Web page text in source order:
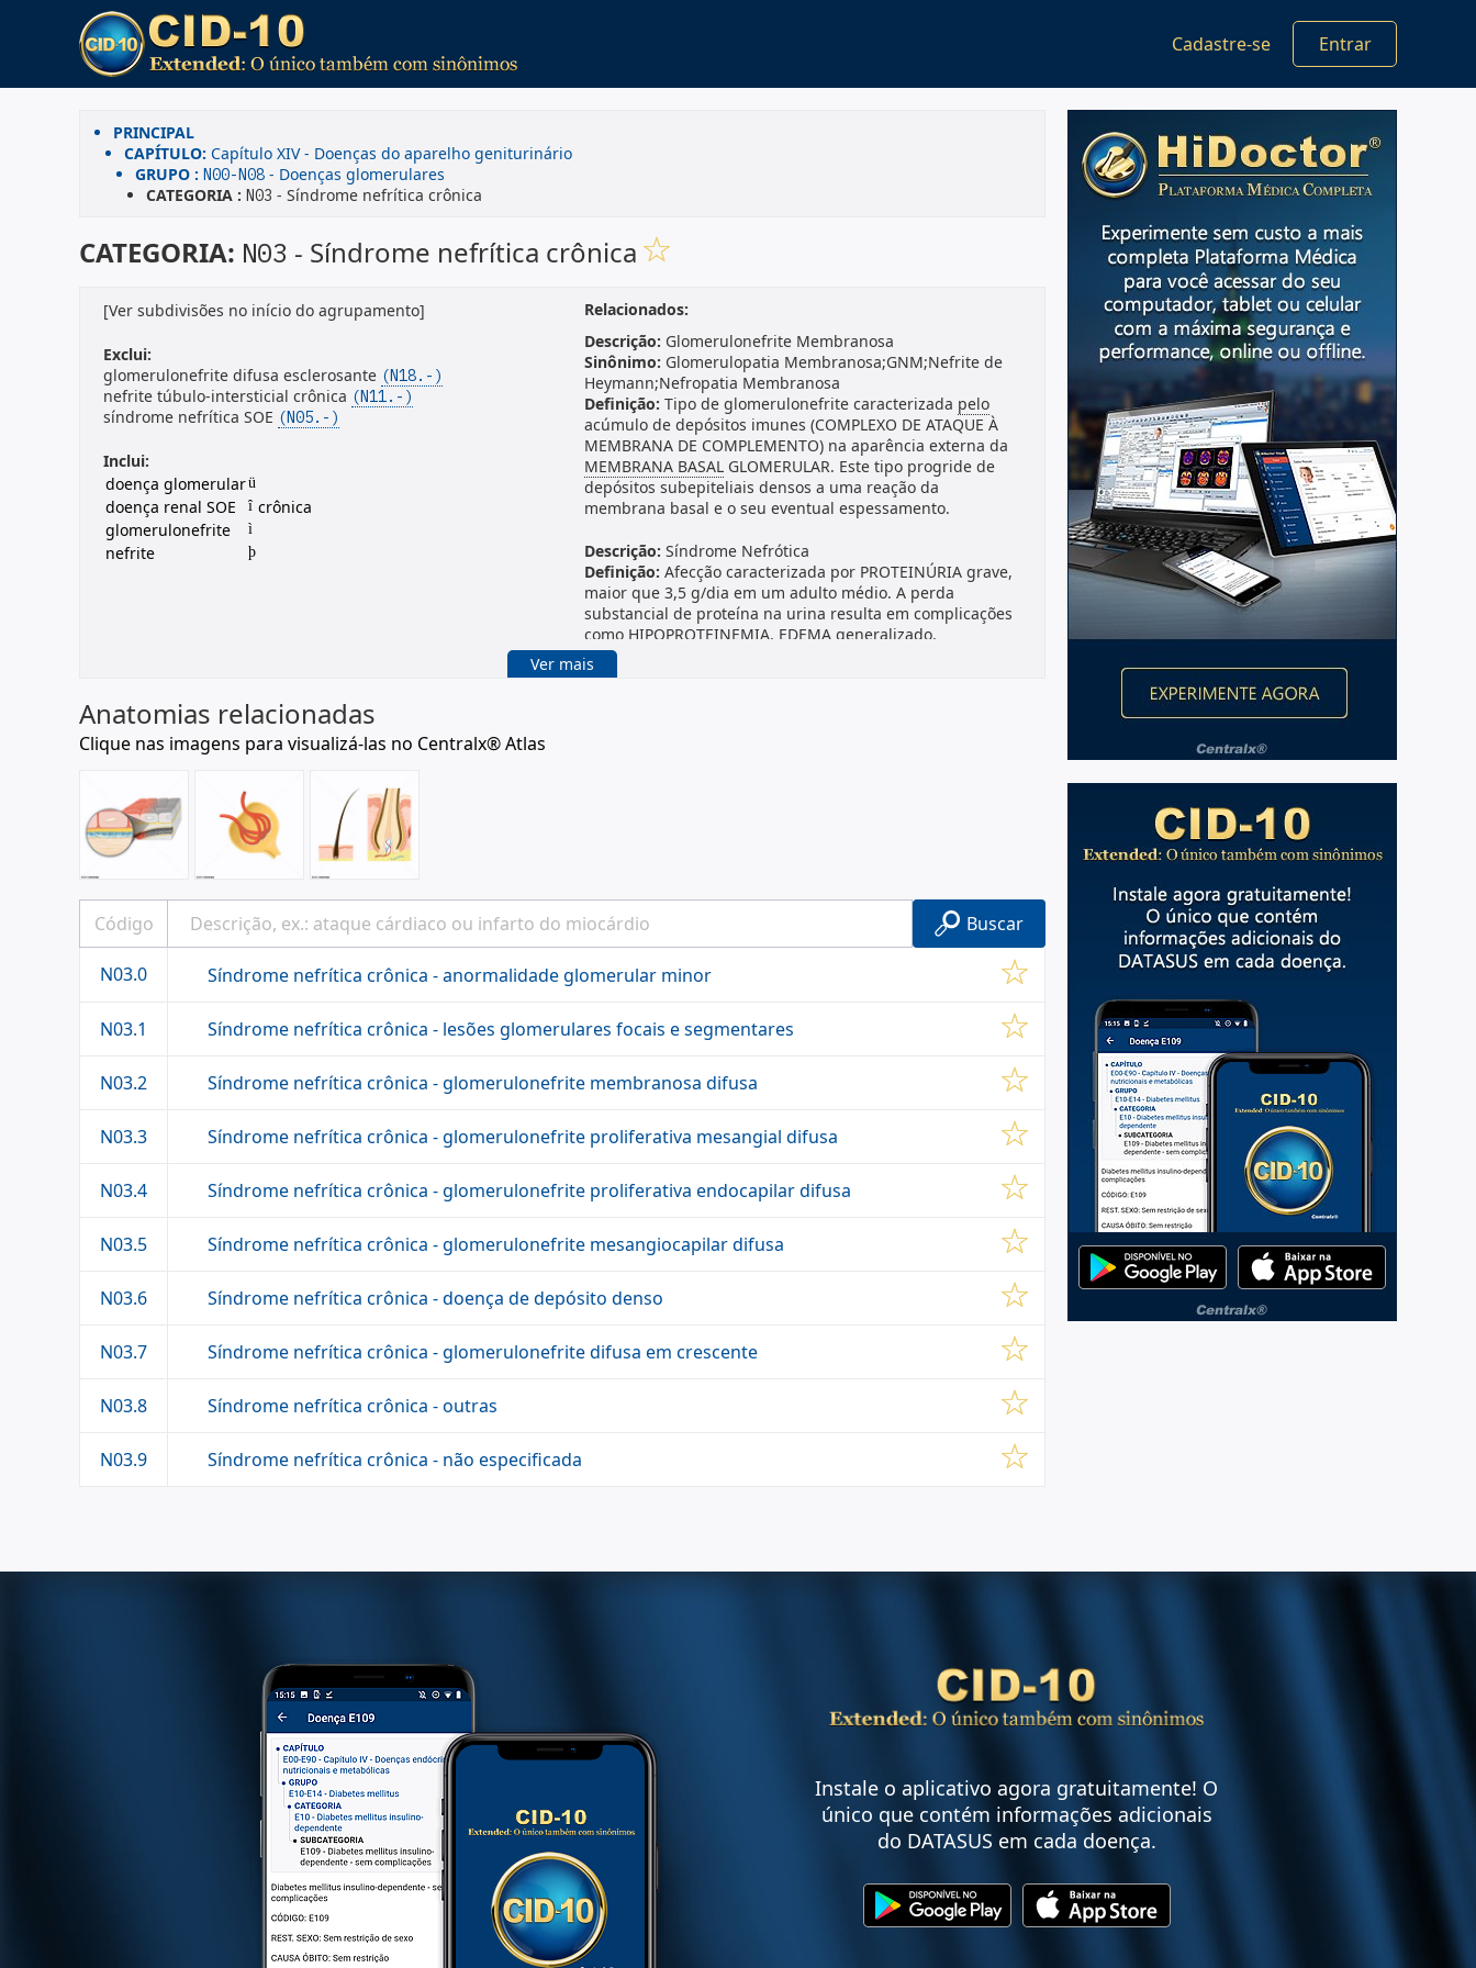
Cadastre-se Entrar
PRINCIPAL
CAPÍTULO: Capítulo XIV - Doenças do aparelho geniturinário
GRUPO : N00-N08 - Doenças glomerulares
CATEGORIA : N03 - Síndrome nefrítica crônica
CATEGORIA: N03 - Síndrome nefrítica crônica
[Ver subdivisões no início do agrupamento]
Exclui:
glomerulonefrite difusa esclerosante (N18.-)
nefrite túbulo-intersticial crônica (N11.-)
síndrome nefrítica SOE (N05.-)
Inclui:
doença glomerularü
doença renal SOE î crônica
glomerulonefrite
ì
nefrite þ
Relacionados:
Descrição: Glomerulonefrite Membranosa
Sinônimo: Glomerulopatia Membranosa;GNM;Nefrite de
Heymann;Nefropatia Membranosa
Definição: Tipo de glomerulonefrite caracterizada pelo
acúmulo de depósitos imunes (COMPLEXO DE ATAQUE À
MEMBRANA DE COMPLEMENTO) na aparência externa da
MEMBRANA BASAL GLOMERULAR. Este tipo progride de
depósitos subepiteliais densos a uma reação da
membrana basal e o seu eventual espessamento.
Descrição: Síndrome Nefrótica
Definição: Afecção caracterizada por PROTEINÚRIA grave,
maior que 3,5 g/dia em um adulto médio. A perda
substancial de proteína na urina resulta em complicações
como HIPOPROTEINEMIA, EDEMA generalizado,
HIPERTENSÃO e HIPERLIPIDEMIAS. As doenças associadas
com a síndrome nefrótica geralmente causam disfunção
Ver mais
Anatomias relacionadas
Clique nas imagens para visualizá-las no Centralx® Atlas
Buscar
N03.0 Síndrome nefrítica crônica - anormalidade glomerular minor
N03.1 Síndrome nefrítica crônica - lesões glomerulares focais e segmentares
N03.2 Síndrome nefrítica crônica - glomerulonefrite membranosa difusa
N03.3 Síndrome nefrítica crônica - glomerulonefrite proliferativa mesangial difusa
N03.4 Síndrome nefrítica crônica - glomerulonefrite proliferativa endocapilar difusa
N03.5 Síndrome nefrítica crônica - glomerulonefrite mesangiocapilar difusa
N03.6 Síndrome nefrítica crônica - doença de depósito denso
N03.7 Síndrome nefrítica crônica - glomerulonefrite difusa em crescente
N03.8 Síndrome nefrítica crônica - outras
N03.9 Síndrome nefrítica crônica - não especificada
Instale o aplicativo agora gratuitamente! O
único que contém informações adicionais
do DATASUS em cada doença.